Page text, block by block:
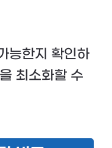
능한지 확인하
최소화할 수